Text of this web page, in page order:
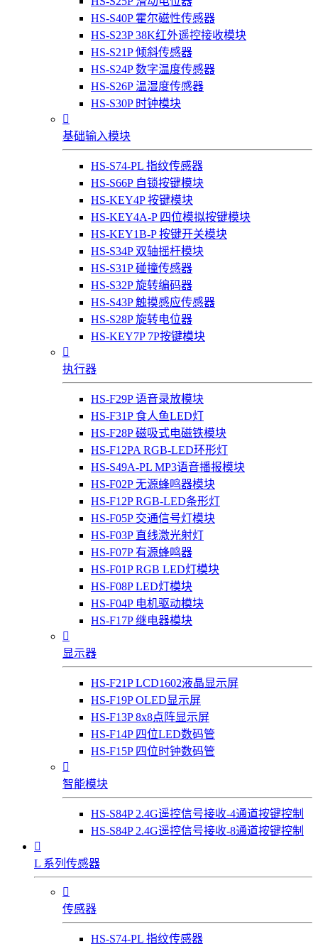
HS-S40P 霍尔磁性传感器
HS-S23P 38K红外遥控接收模块
HS-S21P 倾斜传感器
HS-S24P 数字温度传感器
HS-S26P 温湿度传感器
HS-S30P 时钟模块

基础输入模块
HS-S74-PL 指纹传感器
HS-S66P 自锁按键模块
HS-KEY4P 按键模块
HS-KEY4A-P 四位模拟按键模块
HS-KEY1B-P 按键开关模块
HS-S34P 双轴摇杆模块
HS-S31P 碰撞传感器
HS-S32P 旋转编码器
HS-S43P 触摸感应传感器
HS-S28P 旋转电位器
HS-KEY7P 7P按键模块

执行器
HS-F29P 语音录放模块
HS-F31P 食人鱼LED灯
HS-F28P 磁吸式电磁铁模块
HS-F12PA RGB-LED环形灯
HS-S49A-PL MP3语音播报模块
HS-F02P 无源蜂鸣器模块
HS-F12P RGB-LED条形灯
HS-F05P 交通信号灯模块
HS-F03P 直线激光射灯
HS-F07P 有源蜂鸣器
HS-F01P RGB LED灯模块
HS-F08P LED灯模块
HS-F04P 电机驱动模块
HS-F17P 继电器模块

显示器
HS-F21P LCD1602液晶显示屏
HS-F19P OLED显示屏
HS-F13P 8x8点阵显示屏
HS-F14P 四位LED数码管
HS-F15P 四位时钟数码管

智能模块
HS-S84P 2.4G遥控信号接收-4通道按键控制
HS-S84P 2.4G遥控信号接收-8通道按键控制

L 系列传感器

传感器
HS-S74-PL 指纹传感器